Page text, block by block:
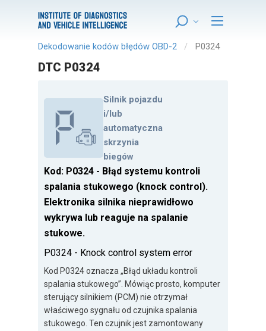
Dekodowanie kodów błędów OBD-2 P0324
DTC P0324
Silnik pojazdu
i/lub
automatyczna
skrzynia
biegów
Kod: P0324 - Błąd systemu kontroli
spalania stukowego (knock control).
Elektronika silnika nieprawidłowo
wykrywa lub reaguje na spalanie
stukowe.
P0324 - Knock control system error
Kod P0324 oznacza „Błąd układu kontroli
spalania stukowego”. Mówiąc prosto, komputer
sterujący silnikiem (PCM) nie otrzymał
właściwego sygnału od czujnika spalania
stukowego. Ten czujnik jest zamontowany